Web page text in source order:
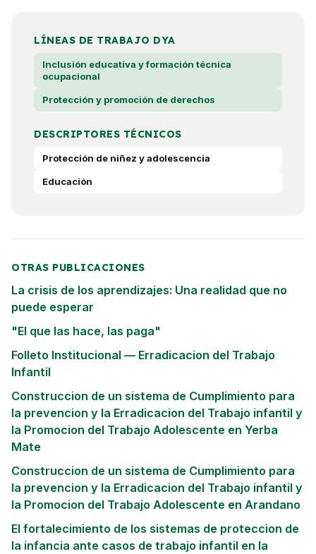
LÍNEAS DE TRABAJO DYA
Inclusión educativa y formación técnica
ocupacional
Protección y promoción de derechos
DESCRIPTORES TÉCNICOS
Protección de niñez y adolescencia
Educación
OTRAS PUBLICACIONES
La crisis de los aprendizajes: Una realidad que no
puede esperar
"El que las hace, las paga"
Folleto Institucional — Erradicacion del Trabajo
Infantil
Construccion de un sistema de Cumplimiento para
la prevencion y la Erradicacion del Trabajo infantil y
la Promocion del Trabajo Adolescente en Yerba
Mate
Construccion de un sistema de Cumplimiento para
la prevencion y la Erradicacion del Trabajo infantil y
la Promocion del Trabajo Adolescente en Arandano
El fortalecimiento de los sistemas de proteccion de
la infancia ante casos de trabajo infantil en la